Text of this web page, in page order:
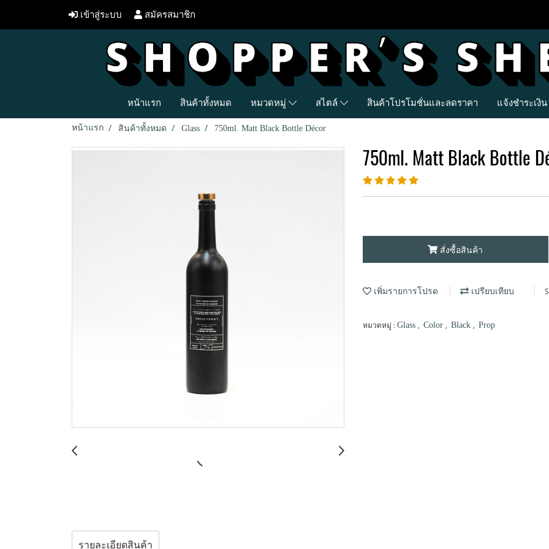
เข้าสู่ระบบ สมัครสมาชิก
หน้าแรก สินค้าทั้งหมด หมวดหมู่ สไตล์ สินค้าโปรโมชั่นและลดราคา แจ้งชำระเงิน
หน้าแรก สินค้าทั้งหมด Glass 750ml. Matt Black Bottle Décor
750ml. Matt Black Bottle
สั่งซื้อสินค้า
เพิ่มรายการโปรด เปรียบเทียบ
หมวดหมู่ : Glass , Color , Black , Prop
รายละเอียดสินค้า